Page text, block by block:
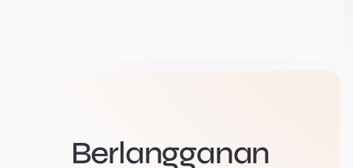
Berlangganan